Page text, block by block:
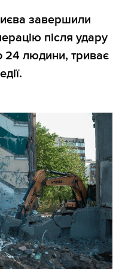
завершили
після удару
24 людини, триває